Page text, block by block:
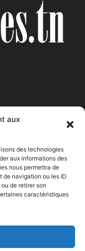
aux
des technologies
aux informations des
nous permettra de
de navigation ou les ID
de retirer son
caractéristiques
Afrique